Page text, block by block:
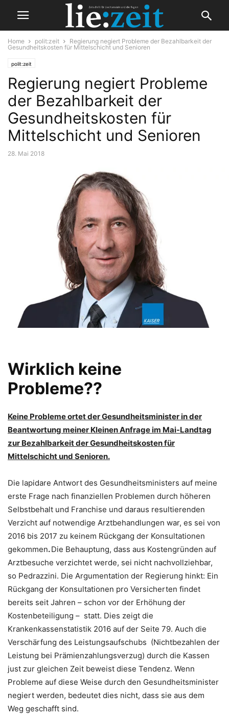
Home polit:zeit
Regierung negiert Probleme der Bezahlbarkeit der
Gesundheitskosten für Mittelschicht und Senioren
polit:zeit
Regierung negiert Probleme
der Bezahlbarkeit der
Gesundheitskosten für
Mittelschicht und Senioren
28. Mai 2018
Wirklich keine
Probleme??
Keine Probleme ortet der Gesundheitsminister in der
Beantwortung meiner Kleinen Anfrage im Mai-Landtag
zur Bezahlbarkeit der Gesundheitskosten für
Mittelschicht und Senioren.
Die lapidare Antwort des Gesundheitsministers auf meine
erste Frage nach finanziellen Problemen durch höheren
Selbstbehalt und Franchise und daraus resultierenden
Verzicht auf notwendige Arztbehandlungen war, es sei von
2016 bis 2017 zu keinem Rückgang der Konsultationen
gekommen.Die Behauptung, dass aus Kostengründen auf
Arztbesuche verzichtet werde, sei nicht nachvollziehbar,
so Pedrazzini. Die Argumentation der Regierung hinkt: Ein
Rückgang der Konsultationen pro Versicherten findet
bereits seit Jahren – schon vor der Erhöhung der
Kostenbeteiligung – statt. Dies zeigt die
Krankenkassenstatistik 2016 auf der Seite 79. Auch die
Verschärfung des Leistungsaufschubs (Nichtbezahlen der
Leistung bei Prämienzahlungsverzug) durch die Kassen
just zur gleichen Zeit beweist diese Tendenz. Wenn
Probleme auf diese Weise durch den Gesundheitsminister
negiert werden, bedeutet dies nicht, dass sie aus dem
Weg geschafft sind.